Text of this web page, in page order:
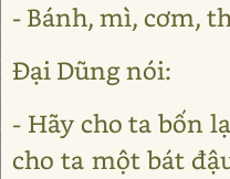
- Bánh, mì, cơm,
Đại Dũng nói:
- Hãy cho ta bốn
cho ta một bát